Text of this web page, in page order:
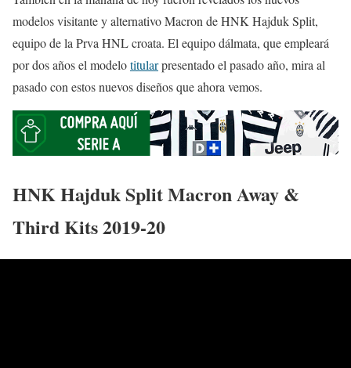
modelos visitante y alternativo Macron de HNK Hajduk Split,
equipo de la Prva HNL croata. El equipo dálmata, que empleará
por dos años el modelotitularpresentado el pasado año, mira al
pasado con estos nuevos diseños que ahora vemos.
HNK Hajduk Split Macron Away &
Third Kits 2019-20